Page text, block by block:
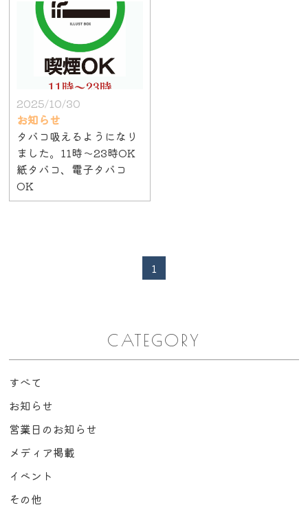
2025/10/30
お知らせ
タバコ吸えるようになり
ました。11時〜23時OK
紙タバコ、電子タバコ
OK
1
CATEGORY
すべて
お知らせ
営業日のお知らせ
メディア掲載
イベント
その他